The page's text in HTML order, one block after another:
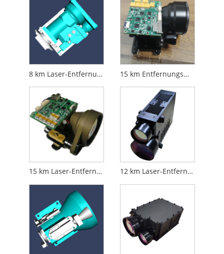
8 km Laser-Entfernungsmesser-Modul 15 km Entfernungsmesser-Modul
15 km Laser-Entfernungsmesser-Modul 12 km Laser-Entfernungsmesser-Modul